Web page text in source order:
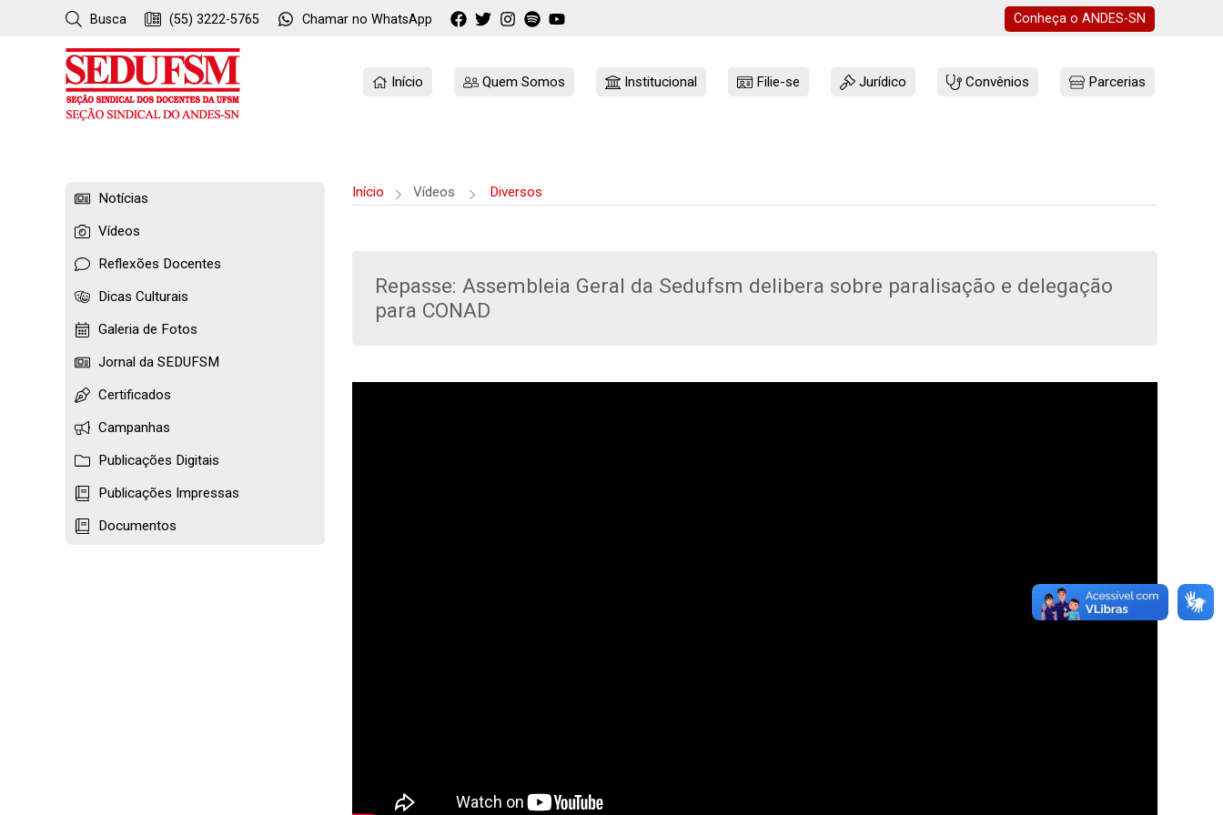
Busca (55) 3222-5765 Chamar no WhatsApp Conheça o ANDES-SN
Início Quem Somos Institucional Filie-se Jurídico Convênios Parcerias
Notícias
Vídeos
Reflexões Docentes
Dicas Culturais
Galeria de Fotos
Jornal da SEDUFSM
Certificados
Campanhas
Publicações Digitais
Publicações Impressas
Documentos
Início Vídeos Diversos
Repasse: Assembleia Geral da Sedufsm delibera sobre paralisação e delegação
para CONAD